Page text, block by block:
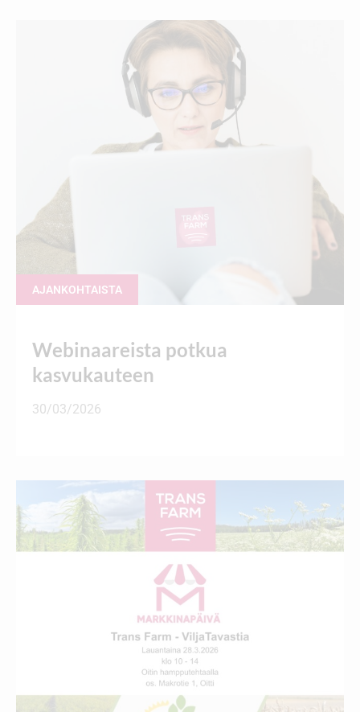
AJANKOHTAISTA
Webinaareista potkua
kasvukauteen
30/03/2026